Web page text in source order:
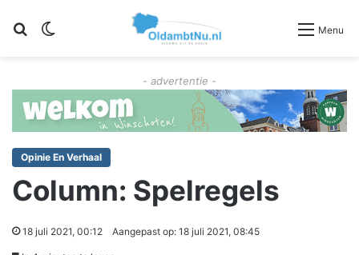
Zoeken Menu
- advertentie -
Opinie En Verhaal
Column: Spelregels
18 juli 2021, 00:12 Aangepast op: 18 juli 2021, 08:45